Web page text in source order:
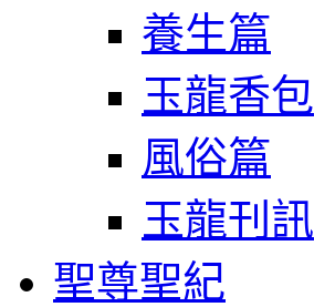
養生篇
玉龍香包
風俗篇
玉龍刊訊
聖尊聖紀